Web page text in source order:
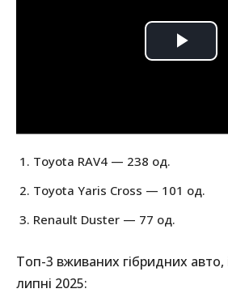
Toyota RAV4 — 238 од.
Toyota Yaris Cross — 101 од.
Renault Duster — 77 од.
Топ-3 вживаних гібридних авто,
липні 2025: